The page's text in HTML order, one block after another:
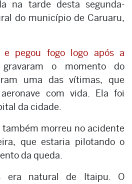
na tarde desta segunda-
do município de Caruaru,
e pegou fogo logo após a
gravaram o momento do
uma das vítimas, que
com vida. Ela foi
da cidade.
morreu no acidente
que estaria pilotando o
da queda.
era natural de Itaipu. O